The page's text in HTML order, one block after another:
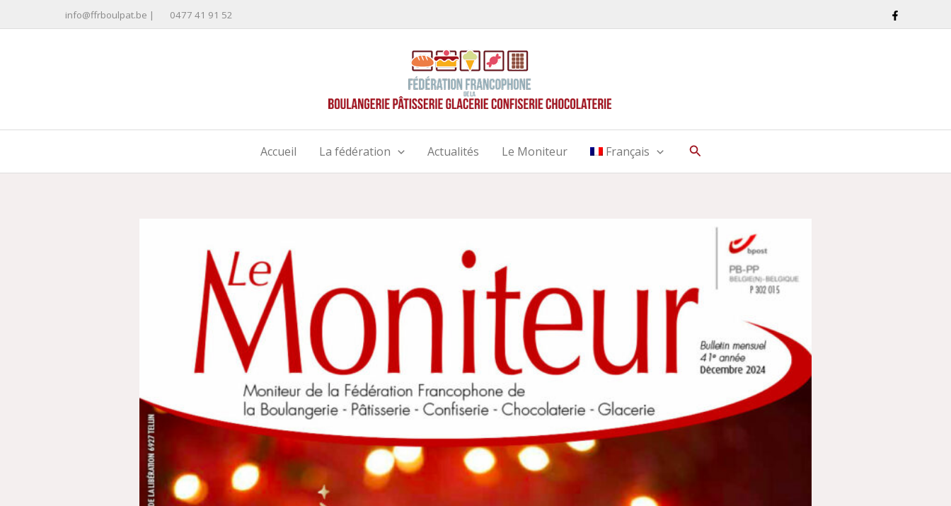
info@ffrboulpat.be | 0477 41 91 52
Accueil La fédération Actualités Le Moniteur Français Rechercher